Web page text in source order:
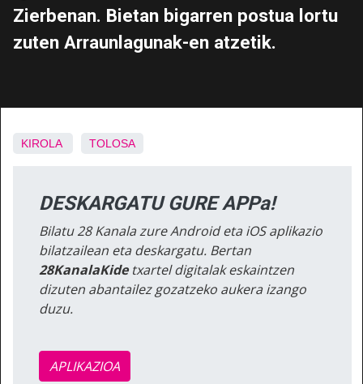
Zierbenan. Bietan bigarren postua lortu
zuten Arraunlagunak-en atzetik.
KIROLA TOLOSA
DESKARGATU GURE APPa!
Bilatu 28 Kanala zure Android eta iOS aplikazio
bilatzailean eta deskargatu. Bertan
28KanalaKidetxartel digitalak eskaintzen
dizuten abantailez gozatzeko aukera izango
duzu.
APLIKAZIOA